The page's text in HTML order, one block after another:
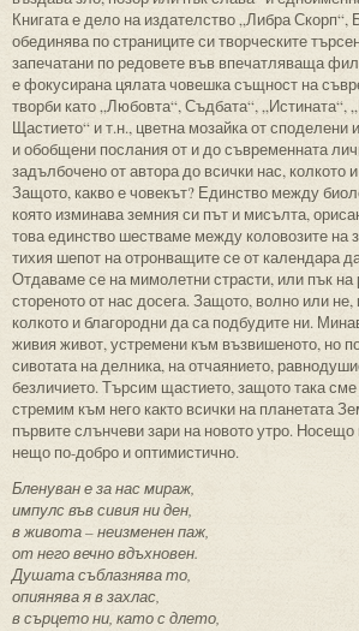
Книгата е дело на издателство „Либра Скорп“,
обединява по страниците си творческите
запечатани по редовете във впечатляваща
е фокусирана цялата човешка същност на
творби като „Любовта“, Съдбата“, „Истината“,
Щастието“ и т.н., цветна мозайка от споделени
и обобщени послания от и до съвременната
задълбочено от автора до всички нас, колкото
Защото, какво е човекът? Единство между
която изминава земния си път и мисълта,
това единство шестваме между коловозите на
тихия шепот на отронващите се от календара
Отдаваме се на мимолетни страсти, или пък на
стореното от нас досега. Защото, волно или
колкото и благородни да са подбудите ни.
живия живот, устремени към възвишеното, но
сивотата на делника, на отчаянието,
безличието. Търсим щастието, защото така
стремим към него както всички на планетата
първите слънчеви зари на новото утро.
нещо по-добро и оптимистично.
Бленуван е за нас мираж,
импулс във сивия ни ден,
в живота – неизменен паж,
от него вечно вдъхновен.
Душата съблазнява то,
опиянява я в захлас,
в сърцето ни, като с длето,